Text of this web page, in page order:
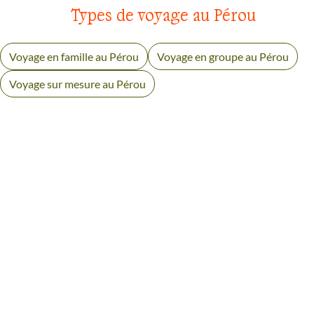
Types de voyage au Pérou
Voyage en famille au Pérou Voyage en groupe au Pérou
Voyage sur mesure au Pérou